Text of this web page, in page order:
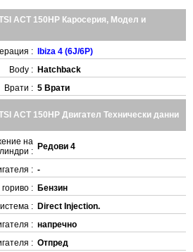
ACT 150HP Каросерия, Модел и
: Ibiza 4 (6J/6P)
Body : Hatchback
Врати : 5 Врати
ACT 150HP Двигател Технически данни
на
: Редови 4
: -
: Бензин
: Direct Injection.
: напречно
: Отпред